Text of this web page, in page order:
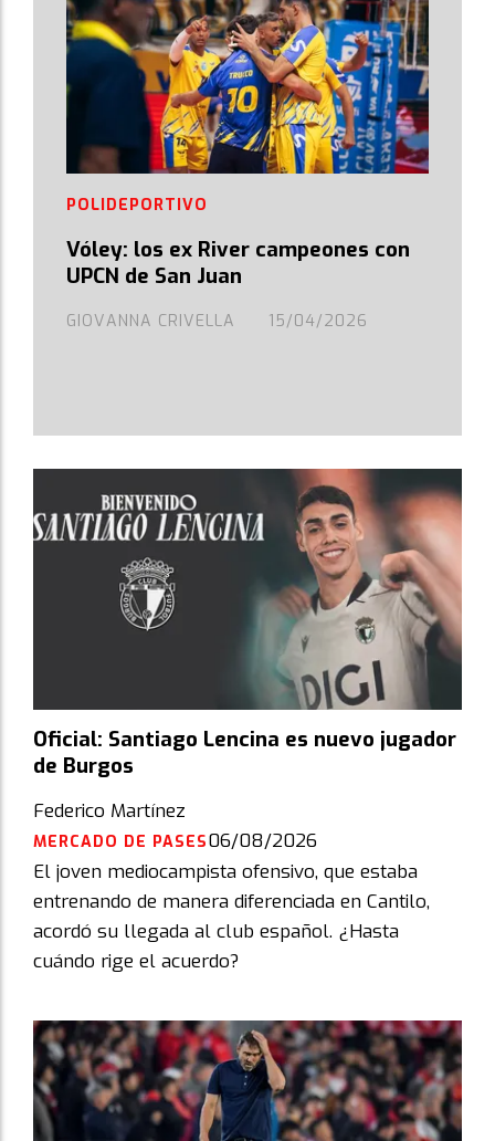
Vóley: los ex River campeones con
UPCN de San Juan
GIOVANNA CRIVELLA
POLIDEPORTIVO
15/04/2026
Oficial: Santiago Lencina es nuevo jugador
de Burgos
Federico Martínez
MERCADO DE PASES06/08/2026
El joven mediocampista ofensivo, que estaba
entrenando de manera diferenciada en Cantilo,
acordó su llegada al club español. ¿Hasta
cuándo rige el acuerdo?